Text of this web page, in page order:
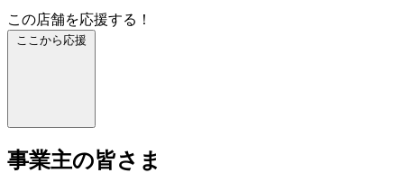
この店舗を応援する！
ここから応援
事業主の皆さま